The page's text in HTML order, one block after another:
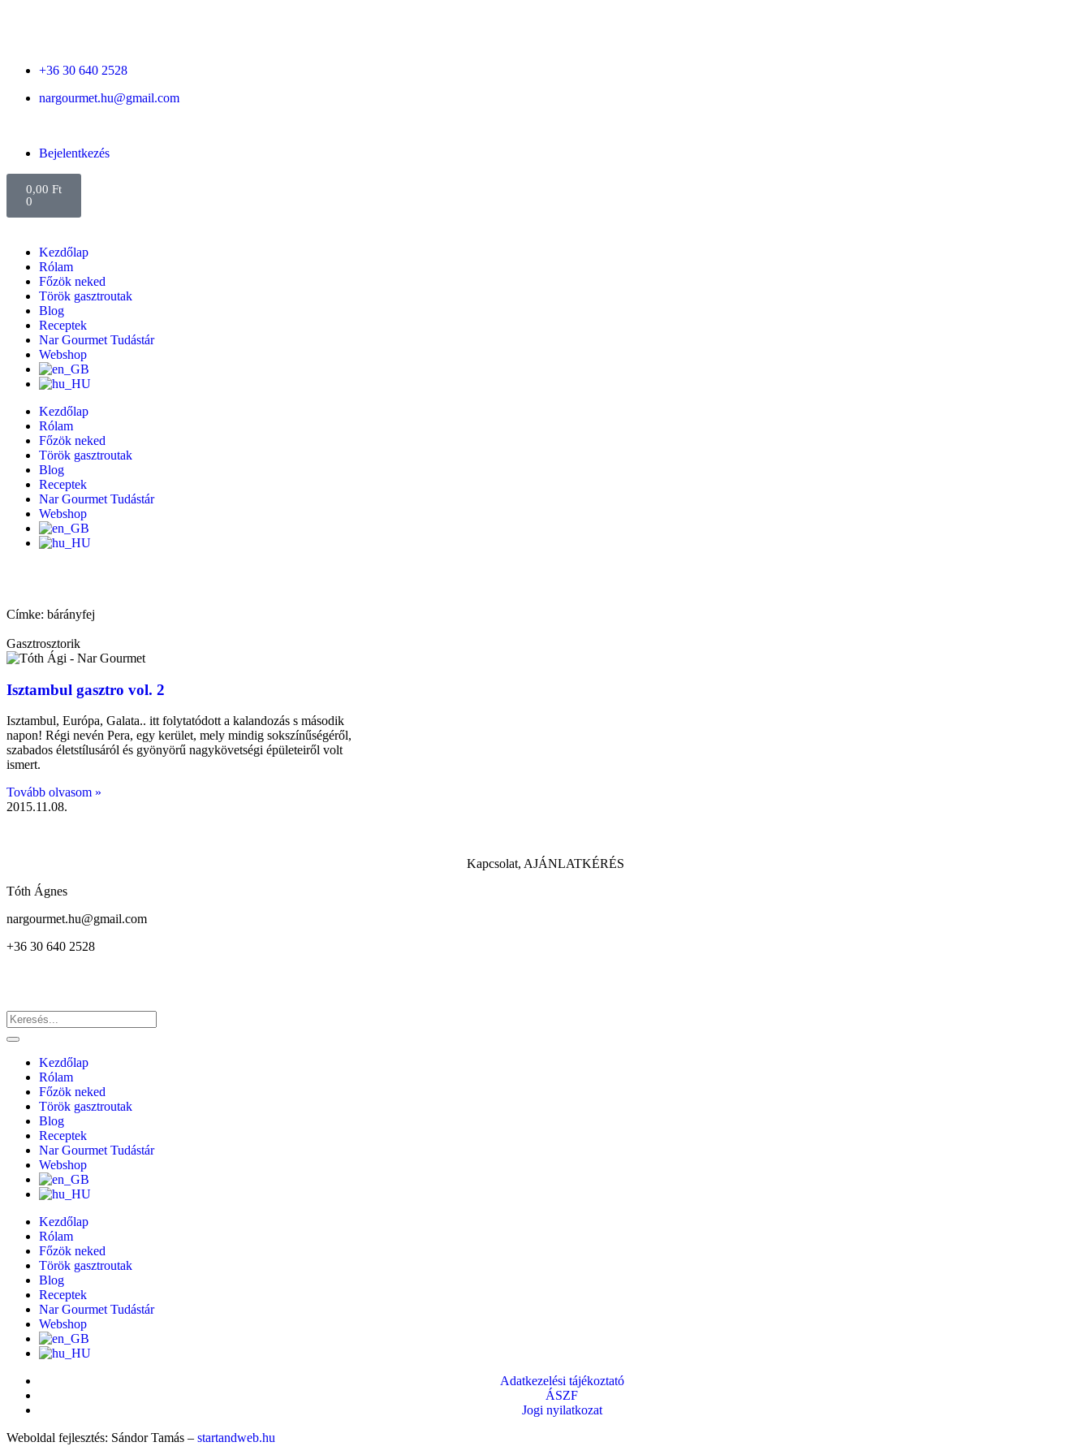
+36 30 640 2528
nargourmet.hu@gmail.com
Bejelentkezés
0,00 Ft
0
Kezdőlap
Rólam
Főzök neked
Török gasztroutak
Blog
Receptek
Nar Gourmet Tudástár
Webshop
Kezdőlap
Rólam
Főzök neked
Török gasztroutak
Blog
Receptek
Nar Gourmet Tudástár
Webshop
Címke: bárányfej
Gasztrosztorik
Isztambul gasztro vol. 2
Isztambul, Európa, Galata.. itt folytatódott a kalandozás s második
napon! Régi nevén Pera, egy kerület, mely mindig sokszínűségéről,
szabados életstílusáról és gyönyörű nagykövetségi épületeiről volt
ismert.
Tovább olvasom »
2015.11.08.
Kapcsolat, AJÁNLATKÉRÉS
Tóth Ágnes
nargourmet.hu@gmail.com
+36 30 640 2528
Kezdőlap
Rólam
Főzök neked
Török gasztroutak
Blog
Receptek
Nar Gourmet Tudástár
Webshop
Kezdőlap
Rólam
Főzök neked
Török gasztroutak
Blog
Receptek
Nar Gourmet Tudástár
Webshop
Adatkezelési tájékoztató
ÁSZF
Jogi nyilatkozat
Weboldal fejlesztés: Sándor Tamás – startandweb.hu